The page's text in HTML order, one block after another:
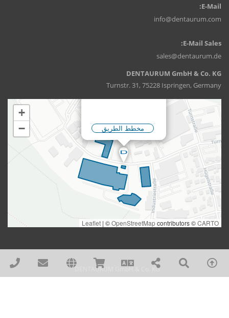
E-Mail:
info@dentaurum.com
E-Mail Sales:
sales@dentaurum.de
DENTAURUM GmbH & Co. KG
Turnstr. 31, 75228 Ispringen, Germany
DENTAURUM GmbH & Co. KG